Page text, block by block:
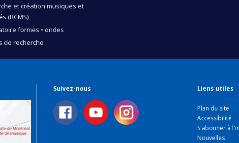
et création·musiques et
(RCMS)
formes • ondes
de recherche
Suivez-nous Liens utiles
Plan du site
Accessibilité
S'abonner à
Nouvelles